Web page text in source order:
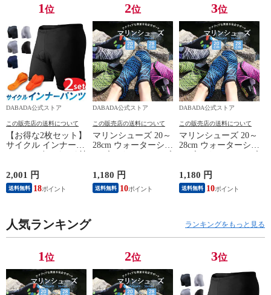
び 逆上がり
び 逆上がり
び 逆上がり
1位
DABADA公式ストア
この販売店の送料について
【お得な2枚セット】
サイクル インナーパ
レーパン レーサーパ
ンツ サイクルウェア
サイクルジャージ メ
料 在庫処分品 【W】
訳あり
2,001 円
送料無料 18
2位
DABADA公式ストア
この販売店の送料について
マリンシューズ 20～
28cm ウォーターシュ
両用シューズ シュノ
ーケリング 速乾 フ
ィットネスシューズ
クト おすすめ おし
1,180 円
送料無料 10
3位
DABADA公式ストア
この販売店の送料について
マリンシューズ 20～
28cm ウォーターシュ
両用シューズ シュノ
ーケリング 速乾 フ
ィットネスシューズ
キッズ ユニセックス
クト おすすめ おし
1,180 円
送料無料 10
人気ランキング ランキングをもっと見る
1位 2位 3位